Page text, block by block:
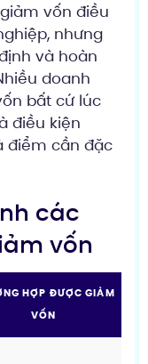
vốn điều
nhưng
và hoàn
doanh
bất cứ lúc
điều kiện
điểm cần đặc
các
vốn
HỢP ĐƯỢC GIẢM
VỐN